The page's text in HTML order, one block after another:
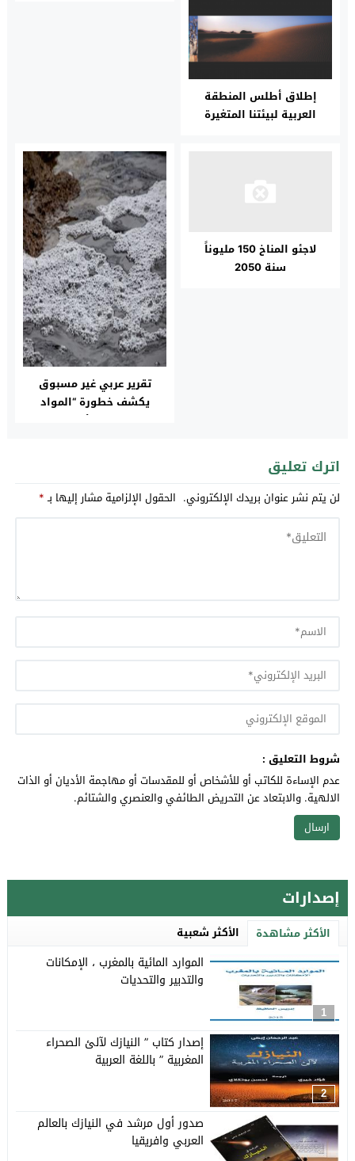
إطلاق أطلس المنطقة
العربية لبيئتنا المتغيرة
لاجئو المناخ 150 مليوناً
سنة 2050
تقرير عربي غير مسبوق
يكشف خطورة “المواد
الكيميائية الأبدية” في
اترك تعليق
لن يتم نشر عنوان بريدك الإلكتروني. الحقول الإلزامية مشار إليها بـ*
شروط التعليق :
عدم الإساءة للكاتب أو للأشخاص أو للمقدسات أو مهاجمة الأديان أو الذات
الالهية. والابتعاد عن التحريض الطائفي والعنصري والشتائم.
إصدارات
الأكثر مشاهدة الأكثر شعبية
1
الموارد المائية بالمغرب ، الإمكانات
والتدبير والتحديات
2
إصدار كتاب ” النيازك لآلئ الصحراء
المغربية ” باللغة العربية
صدور أول مرشد في النيازك بالعالم
العربي وافريقيا